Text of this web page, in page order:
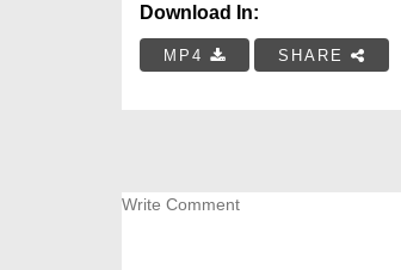
Download In:
MP4 SHARE